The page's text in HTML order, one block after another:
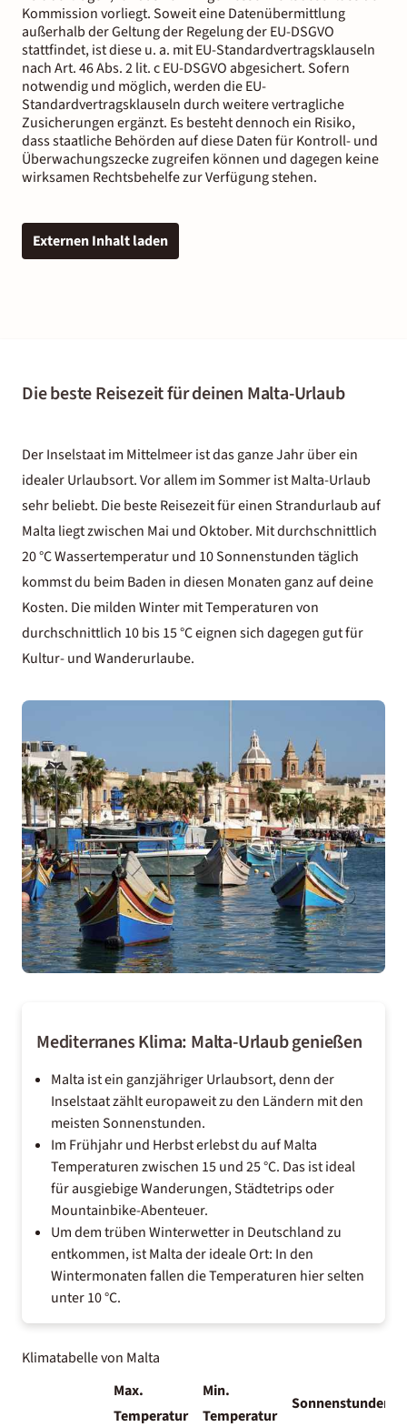
Kommission vorliegt. Soweit eine Datenübermittlung
außerhalb der Geltung der Regelung der EU-DSGVO
stattfindet, ist diese u. a. mit EU-Standardvertragsklauseln
nach Art. 46 Abs. 2 lit. c EU-DSGVO abgesichert. Sofern
notwendig und möglich, werden die EU-
Standardvertragsklauseln durch weitere vertragliche
Zusicherungen ergänzt. Es besteht dennoch ein Risiko,
dass staatliche Behörden auf diese Daten für Kontroll- und
Überwachungszecke zugreifen können und dagegen keine
wirksamen Rechtsbehelfe zur Verfügung stehen.
Externen Inhalt laden
Die beste Reisezeit für deinen Malta-Urlaub
Der Inselstaat im Mittelmeer ist das ganze Jahr über ein
idealer Urlaubsort. Vor allem im Sommer ist Malta-Urlaub
sehr beliebt. Die beste Reisezeit für einenStrandurlaubauf
Malta liegt zwischen Mai und Oktober. Mit durchschnittlich
20 °C Wassertemperatur und 10 Sonnenstunden täglich
kommst du beim Baden in diesen Monaten ganz auf deine
Kosten. Die milden Winter mit Temperaturen von
durchschnittlich 10 bis 15 °C eignen sich dagegen gut für
Kultur- undWanderurlaube.
Mediterranes Klima: Malta-Urlaub genießen
Malta ist ein ganzjähriger Urlaubsort, denn der
Inselstaat zählt europaweit zu den Ländern mit den
meisten Sonnenstunden.
Im Frühjahr und Herbst erlebst du auf Malta
Temperaturen zwischen 15 und 25 °C. Das ist ideal
für ausgiebige Wanderungen, Städtetrips oder
Mountainbike-Abenteuer.
Um dem trüben Winterwetter in Deutschland zu
entkommen, ist Malta der ideale Ort: In den
Wintermonaten fallen die Temperaturen hier selten
unter 10 °C.
Klimatabelle von Malta
Max.
Temperatur
Min.
Temperatur
Sonnenstunden